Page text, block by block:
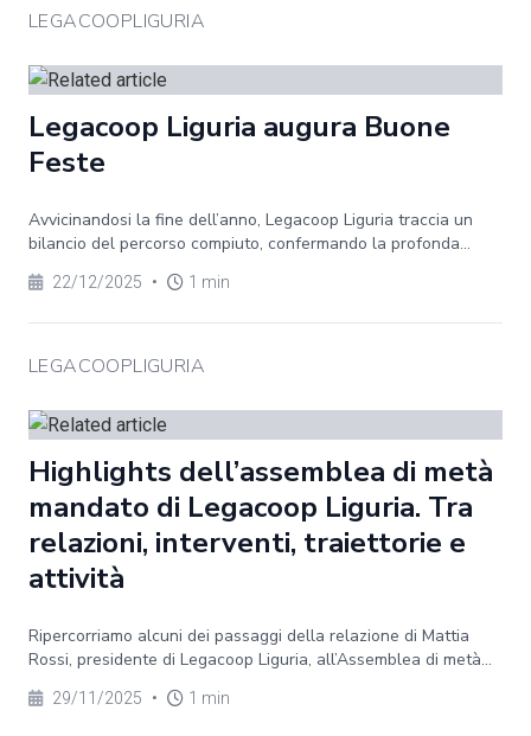
LEGACOOPLIGURIA
Legacoop Liguria augura Buone
Feste
Avvicinandosi la fine dell’anno, Legacoop Liguria traccia un
bilancio del percorso compiuto, confermando la profonda...
22/12/2025 • 1 min
LEGACOOPLIGURIA
Highlights dell’assemblea di metà
mandato di Legacoop Liguria. Tra
relazioni, interventi, traiettorie e
attività
Ripercorriamo alcuni dei passaggi della relazione di Mattia
Rossi, presidente di Legacoop Liguria, all’Assemblea di metà...
29/11/2025 • 1 min